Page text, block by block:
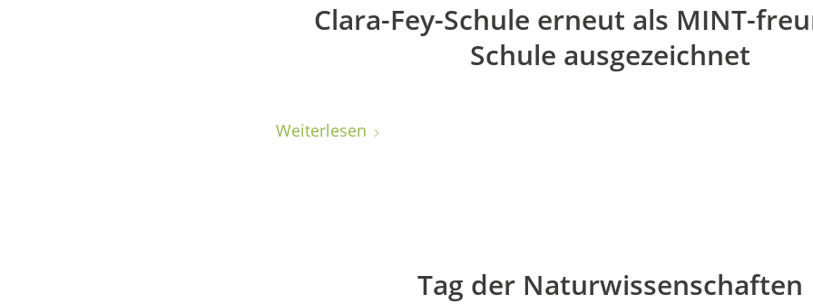
Clara-Fey-Schule erneut als MINT-
Schule ausgezeichnet
Weiterlesen
Tag der Naturwissenschaften